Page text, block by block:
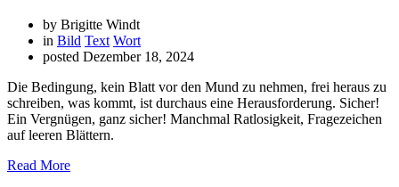
by Brigitte Windt
in Bild Text Wort
posted Dezember 18, 2024
Die Bedingung, kein Blatt vor den Mund zu nehmen, frei heraus zu
schreiben, was kommt, ist durchaus eine Herausforderung. Sicher!
Ein Vergnügen, ganz sicher! Manchmal Ratlosigkeit, Fragezeichen
auf leeren Blättern.
Read More